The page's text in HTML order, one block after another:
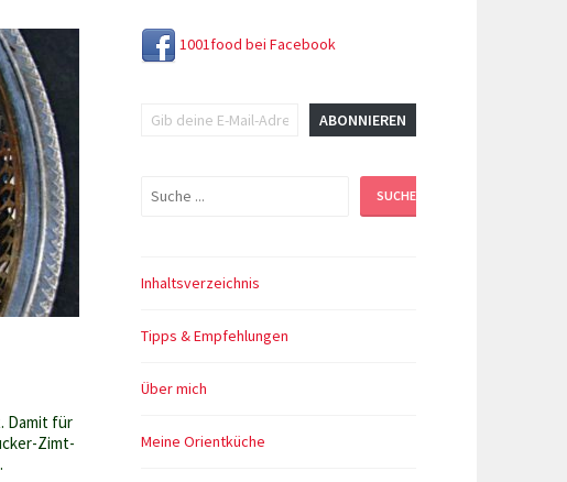
Damit für
Zimt-
1001food bei Facebook
ABONNIEREN
Suchen SUCHEN
Inhaltsverzeichnis
Tipps & Empfehlungen
Über mich
Meine Orientküche